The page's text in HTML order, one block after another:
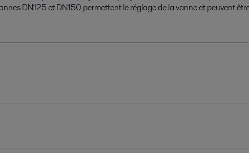
DN125 et DN150 permettent le réglage de la vanne et peuvent